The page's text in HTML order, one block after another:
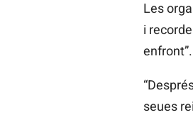
Les
i
enfront”.
seues